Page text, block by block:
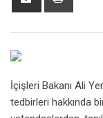
İçişleri Bakanı Ali
tedbirleri hakkında